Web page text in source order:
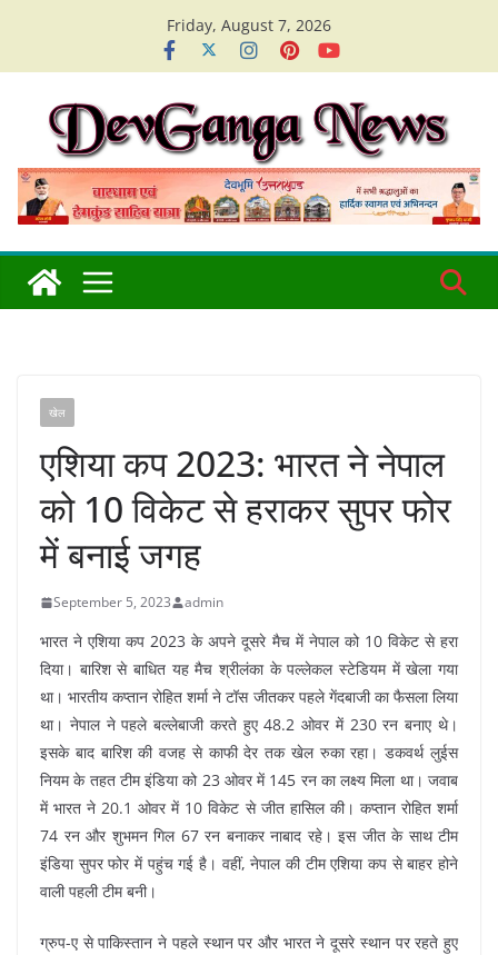
content
Friday, August 7, 2026
खेल
एशिया कप 2023: भारत ने नेपाल
को 10 विकेट से हराकर सुपर फोर
में बनाई जगह
September 5, 2023 admin
भारत ने एशिया कप 2023 के अपने दूसरे मैच में नेपाल को 10 विकेट से हरा
दिया। बारिश से बाधित यह मैच श्रीलंका के पल्लेकल स्टेडियम में खेला गया
था। भारतीय कप्तान रोहित शर्मा ने टॉस जीतकर पहले गेंदबाजी का फैसला लिया
था। नेपाल ने पहले बल्लेबाजी करते हुए 48.2 ओवर में 230 रन बनाए थे।
इसके बाद बारिश की वजह से काफी देर तक खेल रुका रहा। डकवर्थ लुईस
नियम के तहत टीम इंडिया को 23 ओवर में 145 रन का लक्ष्य मिला था। जवाब
में भारत ने 20.1 ओवर में 10 विकेट से जीत हासिल की। कप्तान रोहित शर्मा
74 रन और शुभमन गिल 67 रन बनाकर नाबाद रहे। इस जीत के साथ टीम
इंडिया सुपर फोर में पहुंच गई है। वहीं, नेपाल की टीम एशिया कप से बाहर होने
वाली पहली टीम बनी।
ग्रुप-ए से पाकिस्तान ने पहले स्थान पर और भारत ने दूसरे स्थान पर रहते हुए